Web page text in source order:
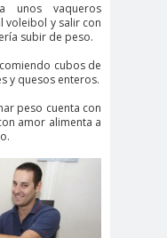
unos vaqueros
voleibol y salir con
subir de peso.
cubos de
y quesos enteros.
peso cuenta con
amor alimenta a